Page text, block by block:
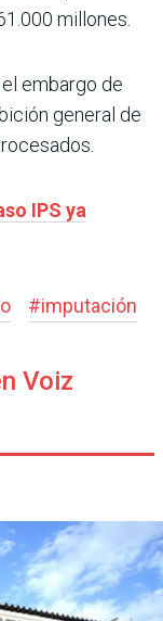
millones.
embargo de
general de
IPS ya
#imputación
Voiz